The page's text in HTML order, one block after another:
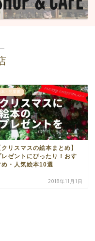
本・児童書
クリスマスの絵本まとめ】
レゼントにぴったり！おす
め・人気絵本10選
2018年11月1日